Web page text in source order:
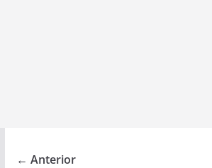
← Anterior